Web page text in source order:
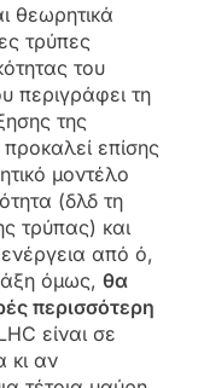
θεωρητικά
τρύπες
του
περιγράφει τη
της
επίσης
μοντέλο
(δλδ τη
τρύπας) και
από ό,
όμως, θα
περισσότερη
είναι σε
κι αν